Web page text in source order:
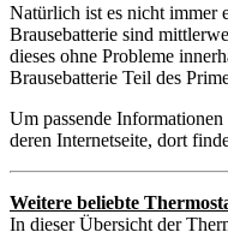
Natürlich ist es nicht immer
Brausebatterie sind
dieses ohne Probleme
Brausebatterie Teil des
Um passende
deren Internetseite, dort
Weitere beliebte
In dieser Übersicht der